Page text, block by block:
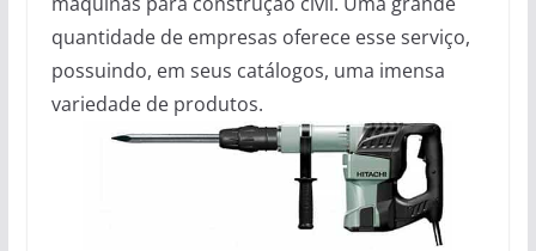
quantidade de empresas oferece esse serviço,
possuindo, em seus catálogos, uma imensa
variedade de produtos.